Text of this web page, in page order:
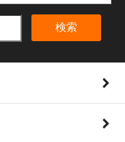
検索